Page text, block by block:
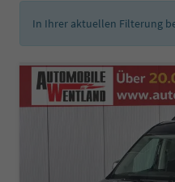
In Ihrer aktuellen Filterung